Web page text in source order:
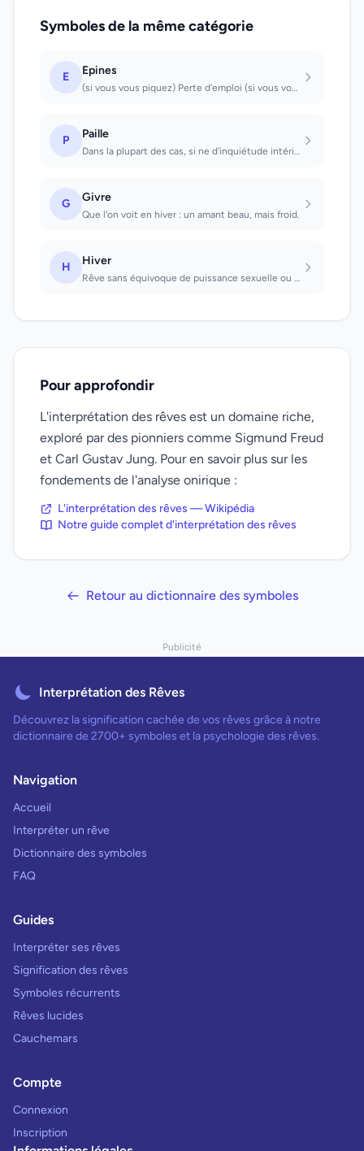
Symboles de la même catégorie
E Epines
(si vous vous piquez) Perte d'emploi (si vous vous accrochez) Votre amour n'est...
P Paille
Dans la plupart des cas, si ne d'inquiétude intérieure, mais bravoure devant le...
G Givre
Que l'on voit en hiver : un amant beau, mais froid.
H Hiver
Rêve sans équivoque de puissance sexuelle ou d'amour; se reporter aux autres sai...
Pour approfondir
L'interprétation des rêves est un domaine riche,
exploré par des pionniers comme Sigmund Freud
et Carl Gustav Jung. Pour en savoir plus sur les
fondements de l'analyse onirique :
L'interprétation des rêves — Wikipédia
Notre guide complet d'interprétation des rêves
Retour au dictionnaire des symboles
Publicité
Interprétation des Rêves
Découvrez la signification cachée de vos rêves grâce à notre
dictionnaire de 2700+ symboles et la psychologie des rêves.
Navigation
Accueil
Interpréter un rêve
Dictionnaire des symboles
FAQ
Guides
Interpréter ses rêves
Signification des rêves
Symboles récurrents
Rêves lucides
Cauchemars
Compte
Connexion
Inscription